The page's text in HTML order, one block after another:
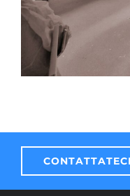
CONTATTATECI